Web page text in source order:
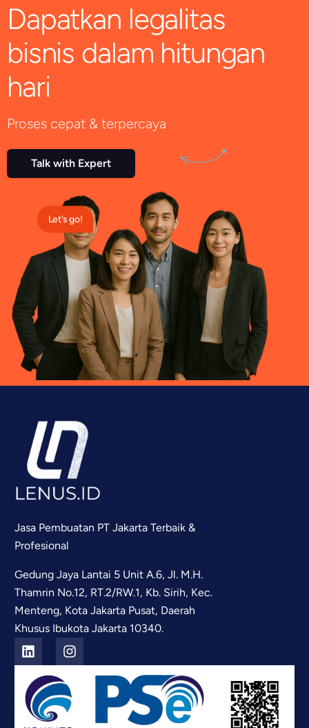
Dapatkan legalitas
bisnis dalam hitungan
hari
Proses cepat & terpercaya
Talk with Expert
Let's go!
Jasa Pembuatan PT Jakarta Terbaik &
Profesional
Gedung Jaya Lantai 5 Unit A.6, Jl. M.H.
Thamrin No.12, RT.2/RW.1, Kb. Sirih, Kec.
Menteng, Kota Jakarta Pusat, Daerah
Khusus Ibukota Jakarta 10340.